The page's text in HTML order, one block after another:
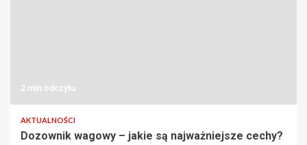
2 min odczytu
AKTUALNOŚCI
Dozownik wagowy – jakie są najważniejsze cechy?